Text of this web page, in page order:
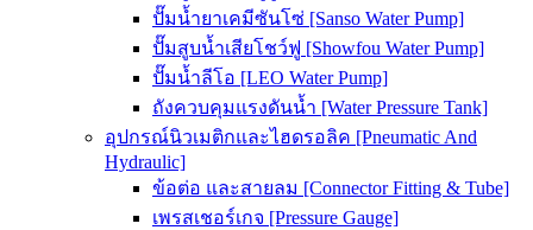
ปั๊มน้ำยาเคมีซันโซ่ [Sanso Water Pump]
ปั๊มสูบน้ำเสียโชว์ฟู [Showfou Water Pump]
ปั๊มน้ำลีโอ [LEO Water Pump]
ถังควบคุมแรงดันน้ำ [Water Pressure Tank]
อุปกรณ์นิวเมติกและไฮดรอลิค [Pneumatic And
Hydraulic]
ข้อต่อ และสายลม [Connector Fitting & Tube]
เพรสเชอร์เกจ [Pressure Gauge]